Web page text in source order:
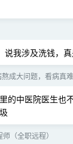
说我涉及洗钱，
成大问题，看病真难
的中医院医生也
（全职远程）